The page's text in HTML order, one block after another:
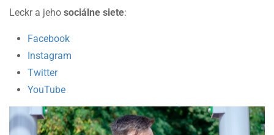
Leckr a jeho sociálne siete:
Facebook
Instagram
Twitter
YouTube